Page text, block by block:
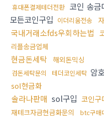
휴대폰결제테더전환 코인 송금
모든코인구입 이더리움전송
국내거래소fds우회하는법
리플송금업체
현금돈세탁 해외돈믹싱
검돈세탁문의 테더코인세탁 암
sol현금화
솔라나판매 sol구입 코인구
재테크자금현금화문의 btc구매